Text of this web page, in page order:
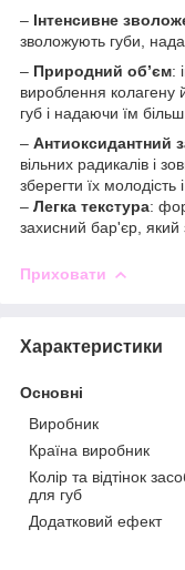
– Інтенсивне
зволожують губи,
– Природний об’єм:
вироблення колагену
губ і надаючи їм
– Антиоксидантний
вільних радикалів і
зберегти їх молодість
– Легка текстура:
захисний бар'єр, який
Приховати
Характеристики
Основні
Виробник
Країна виробник
Колір та відтінок
для губ
Додатковий ефект